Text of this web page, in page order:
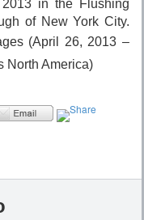
in the Flushing
of New York City.
(April 26, 2013 –
North America)